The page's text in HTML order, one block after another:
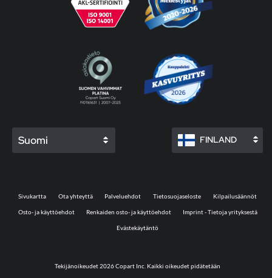
Suomi FINLAND
Tekijänoikeudet 2026 Copart Inc. Kaikki oikeudet pidätetään
Sivukartta Ota yhteyttä Palveluehdot Tietosuojaseloste Kilpailusäännöt
Osto- ja käyttöehdot Renkaiden osto- ja käyttöehdot Imprint - Tietoja yrityksestä
Evästekäytäntö